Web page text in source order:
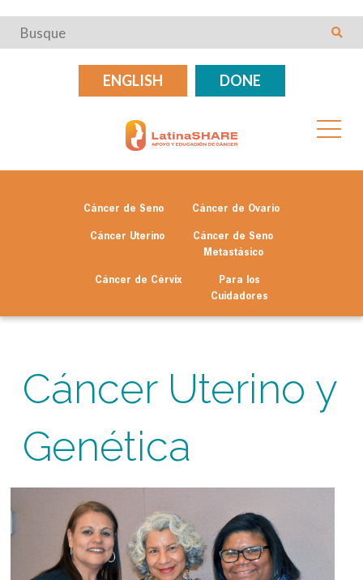
ENGLISH DONE
Cáncer de Seno Cáncer de Ovario
Cáncer Uterino
Cáncer de Seno
Metastásico
Cáncer de Cérvix
Para los
Cuidadores
Cáncer Uterino y
Genética